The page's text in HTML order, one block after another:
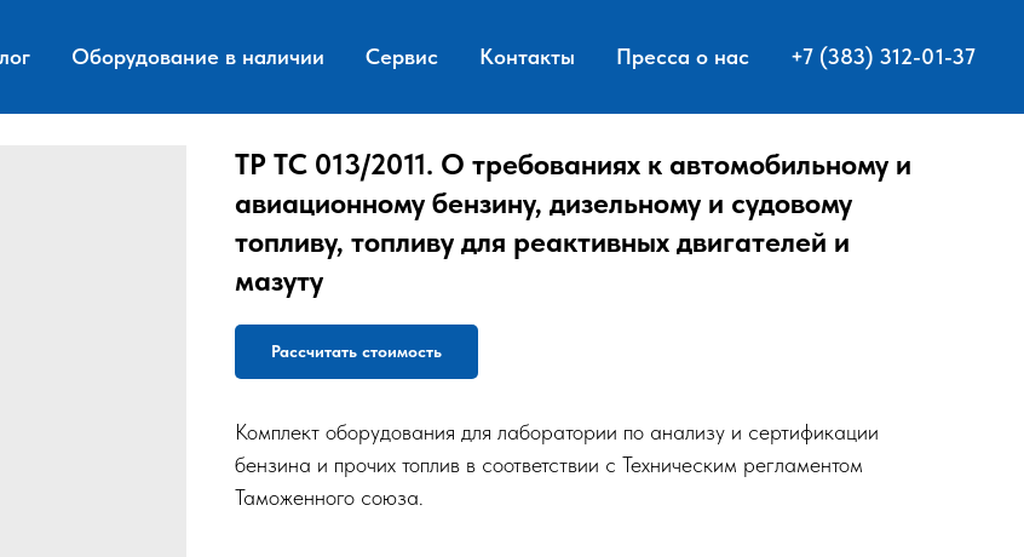
Оборудование в наличии Сервис Контакты Пресса о нас +7 (383) 312-01-37
ТР ТС 013/2011. О требованиях к автомобильному и
авиационному бензину, дизельному и судовому
топливу, топливу для реактивных двигателей и
мазуту
Рассчитать стоимость
Комплект оборудования для лаборатории по анализу и сертификации
бензина и прочих топлив в соответствии с Техническим регламентом
Таможенного союза.